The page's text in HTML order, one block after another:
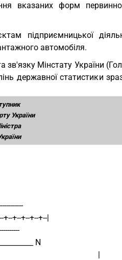
вказаних форм
підприємницької
автомобіля.
зв'язку Мінстату України
державної статистики
України
+--+--+--+--|
|